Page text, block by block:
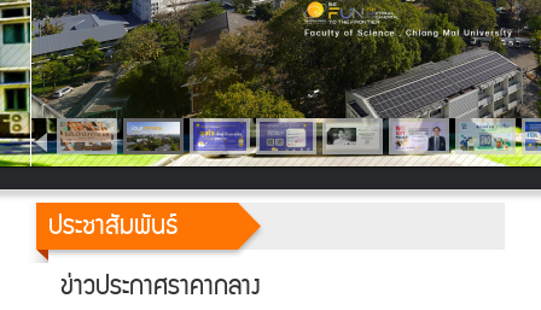
ประชาสัมพันธ์
ข่าวประกาศราคากลาง